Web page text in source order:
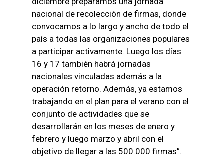
nacional de recolección de firmas, donde
convocamos a lo largo y ancho de todo el
país a todas las organizaciones populares
a participar activamente. Luego los días
16 y 17 también habrá jornadas
nacionales vinculadas además a la
operación retorno. Además, ya estamos
trabajando en el plan para el verano con el
conjunto de actividades que se
desarrollarán en los meses de enero y
febrero y luego marzo y abril con el
objetivo de llegar a las 500.000 firmas”.